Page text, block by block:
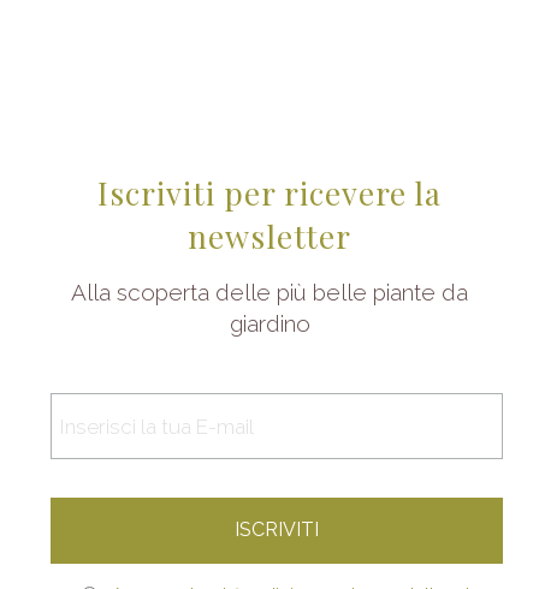
Iscriviti per ricevere la
newsletter
Alla scoperta delle più belle piante da
giardino